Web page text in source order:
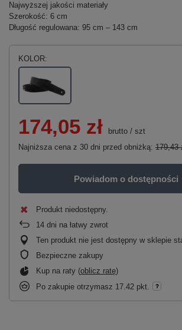
Najwyższej jakości materiały
Szerokość: 6 cm
Długość regulowana: 95 cm – 143 cm
KOLOR
174,05 zł brutto / szt
Najniższa cena z 30 dni przed obniżką: 179,43
Powiadom o dostępności
Produkt niedostępny
14 dni na łatwy zwrot
Ten produkt nie jest dostępny w sklepie
Bezpieczne zakupy
Kup na raty (oblicz ratę)
Po zakupie otrzymasz 17.42 pkt.